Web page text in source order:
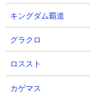
発生するように仕向
コ殴りにしてスペー
う速攻攻略。スロウ
破するあたり玄人の
キングダム覇道
グラクロ
ロススト
カゲマス